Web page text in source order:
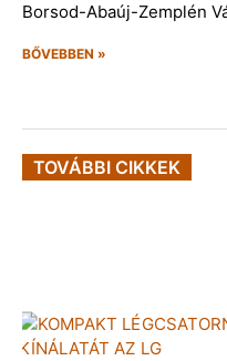
Borsod-Abaúj-Zemplén
BŐVEBBEN »
TOVÁBBI CIKKEK